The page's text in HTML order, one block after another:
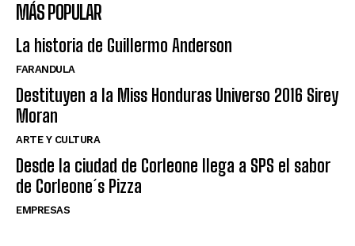
MÁS POPULAR
La historia de Guillermo Anderson
FARANDULA
Destituyen a la Miss Honduras Universo 2016 Sirey
Moran
ARTE Y CULTURA
Desde la ciudad de Corleone llega a SPS el sabor
de Corleone´s Pizza
EMPRESAS